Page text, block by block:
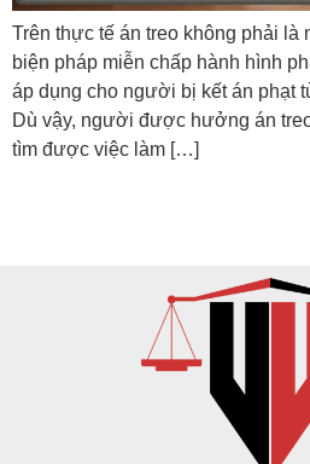
Trên thực tế án treo không phải là
biện pháp miễn chấp hành hình
áp dụng cho người bị kết án phạt
Dù vậy, người được hưởng án
tìm được việc làm […]